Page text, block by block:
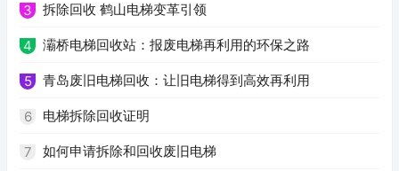
3 拆除回收 鹤山电梯变革引领
4 灞桥电梯回收站：报废电梯再利用的环保之路
5 青岛废旧电梯回收：让旧电梯得到高效再利用
6 电梯拆除回收证明
7 如何申请拆除和回收废旧电梯